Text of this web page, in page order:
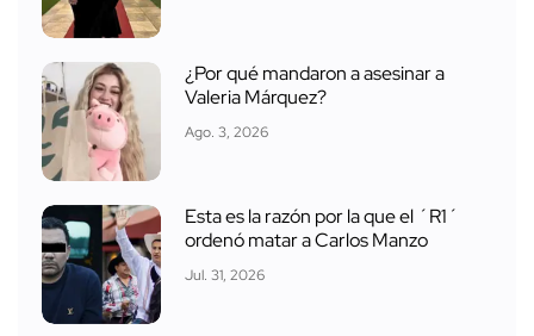
¿Por qué mandaron a asesinar a
Valeria Márquez?
Ago. 3, 2026
Esta es la razón por la que el ´R1´
ordenó matar a Carlos Manzo
Jul. 31, 2026